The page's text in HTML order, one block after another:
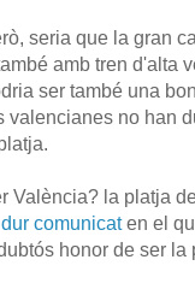
seria que la gran
amb tren d'alta
ser també una
valencianes no han
València? la platja
dur comunicaten el
honor de ser la